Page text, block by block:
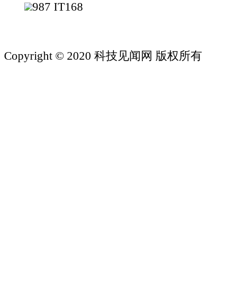
987 IT168
Copyright © 2020 科技见闻网 版权所有